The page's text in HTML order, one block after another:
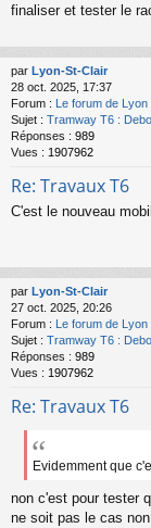
finaliser et tester le
par Lyon-St-Clair
28 oct. 2025, 17:37
Forum : Le forum de Lyon
Sujet : Tramway T6 :
Réponses : 989
Vues : 1907962
Re: Travaux T6
C'est le nouveau
par Lyon-St-Clair
27 oct. 2025, 20:26
Forum : Le forum de Lyon
Sujet : Tramway T6 :
Réponses : 989
Vues : 1907962
Re: Travaux T6
Evidemment que
non c'est pour tester
ne soit pas le cas